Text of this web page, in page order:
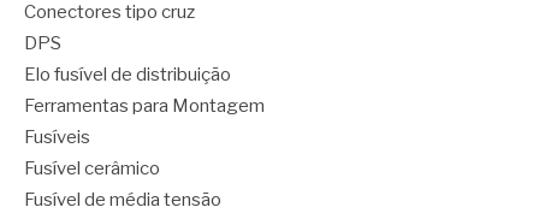
Conectores tipo cruz
DPS
Elo fusível de distribuição
Ferramentas para Montagem
Fusíveis
Fusível cerâmico
Fusível de média tensão